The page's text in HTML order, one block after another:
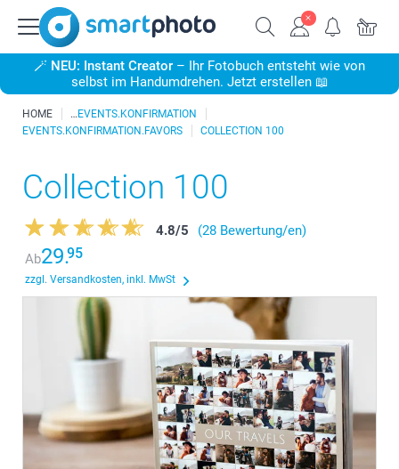
🪄 NEU: Instant Creator – Ihr Fotobuch entsteht wie von
selbst im Handumdrehen. Jetzt erstellen 📖
HOME
EVENTS.KONFIRMATION
EVENTS.KONFIRMATION.FAVORS
COLLECTION 100
Collection 100
4.8/5
(28 Bewertung/en)
Ab29.95
zzgl. Versandkosten, inkl. MwSt